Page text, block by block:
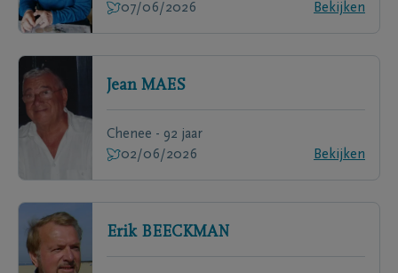
07/06/2026
Bekijken
Jean MAES
Chenee - 92 jaar
02/06/2026
Bekijken
Erik BEECKMAN